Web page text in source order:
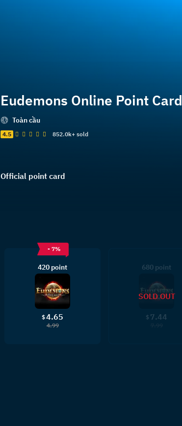
Eudemons Online Point Card
Toàn cầu
4.5 852.0k+ sold
Official point card
- 7%
420 point
$4.65
4.99
680 point
$ 7.44
SOLD OUT